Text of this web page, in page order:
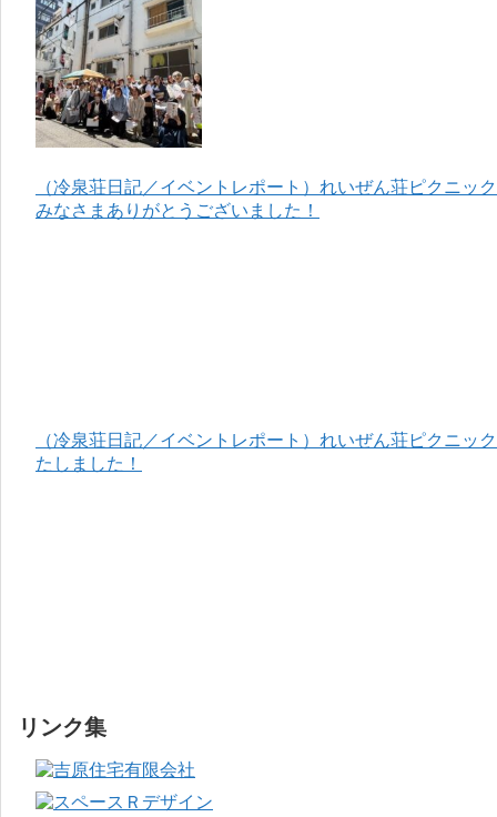
（冷泉荘日記／イベントレポート）れいぜん荘ピクニッ
みなさまありがとうございました！
（冷泉荘日記／イベントレポート）れいぜん荘ピクニッ
たしました！
リンク集